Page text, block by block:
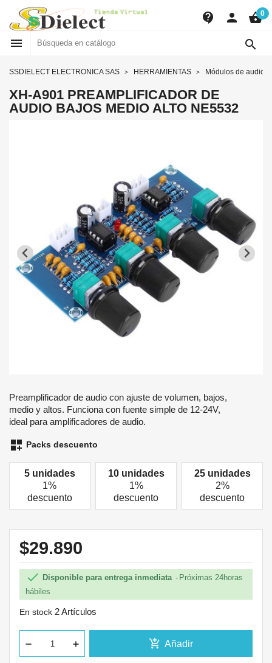
contact_support person shopping_basket0
 
SSDIELECT ELECTRONICA SAS HERRAMIENTAS Módulos de audio
XH-A901 PREAMPLIFICADOR DE
AUDIO BAJOS MEDIO ALTO NE5532
Preamplificador de audio con ajuste de volumen, bajos,
medio y altos. Funciona con fuente simple de 12-24V,
ideal para amplificadores de audio.
dashboard_customize Packs descuento
5 unidades
1%
descuento
10 unidades
1%
descuento
25 unidades
2%
descuento
$29.890
 Disponible para entrega inmediata
Próximas 24horas
hábiles
En stock 2 Artículos
add_shopping_cart Añadir